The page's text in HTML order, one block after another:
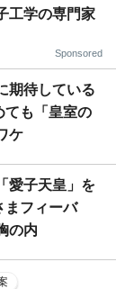
工学の専門家
Sponsored
期待している
ても「皇室の
ケ
愛子天皇」を
まフィーバ
の内